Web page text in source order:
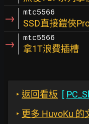
→ mtc5566
SSD直接鎧俠
→ mtc5566
拿1T浪費插槽
‣ 返回看板 [
‣ 更多 HuvoKu 的